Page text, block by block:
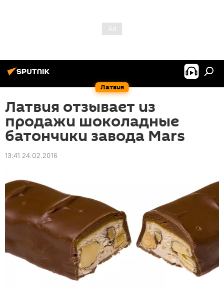
Латвия
Латвия отзывает из
продажи шоколадные
батончики завода Mars
13:41 24.02.2016